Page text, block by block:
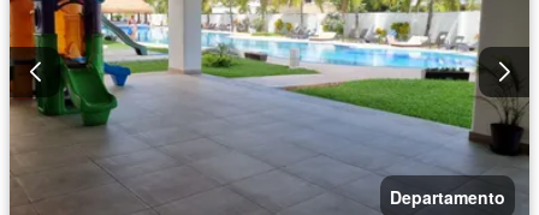
Seguridad
Televisión por cable Terraza
Wifi
Zonas verdes
Permite niños
Solo familias
Completamente amueblado
Departamento